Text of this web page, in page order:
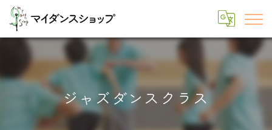
ジャズダンスクラス